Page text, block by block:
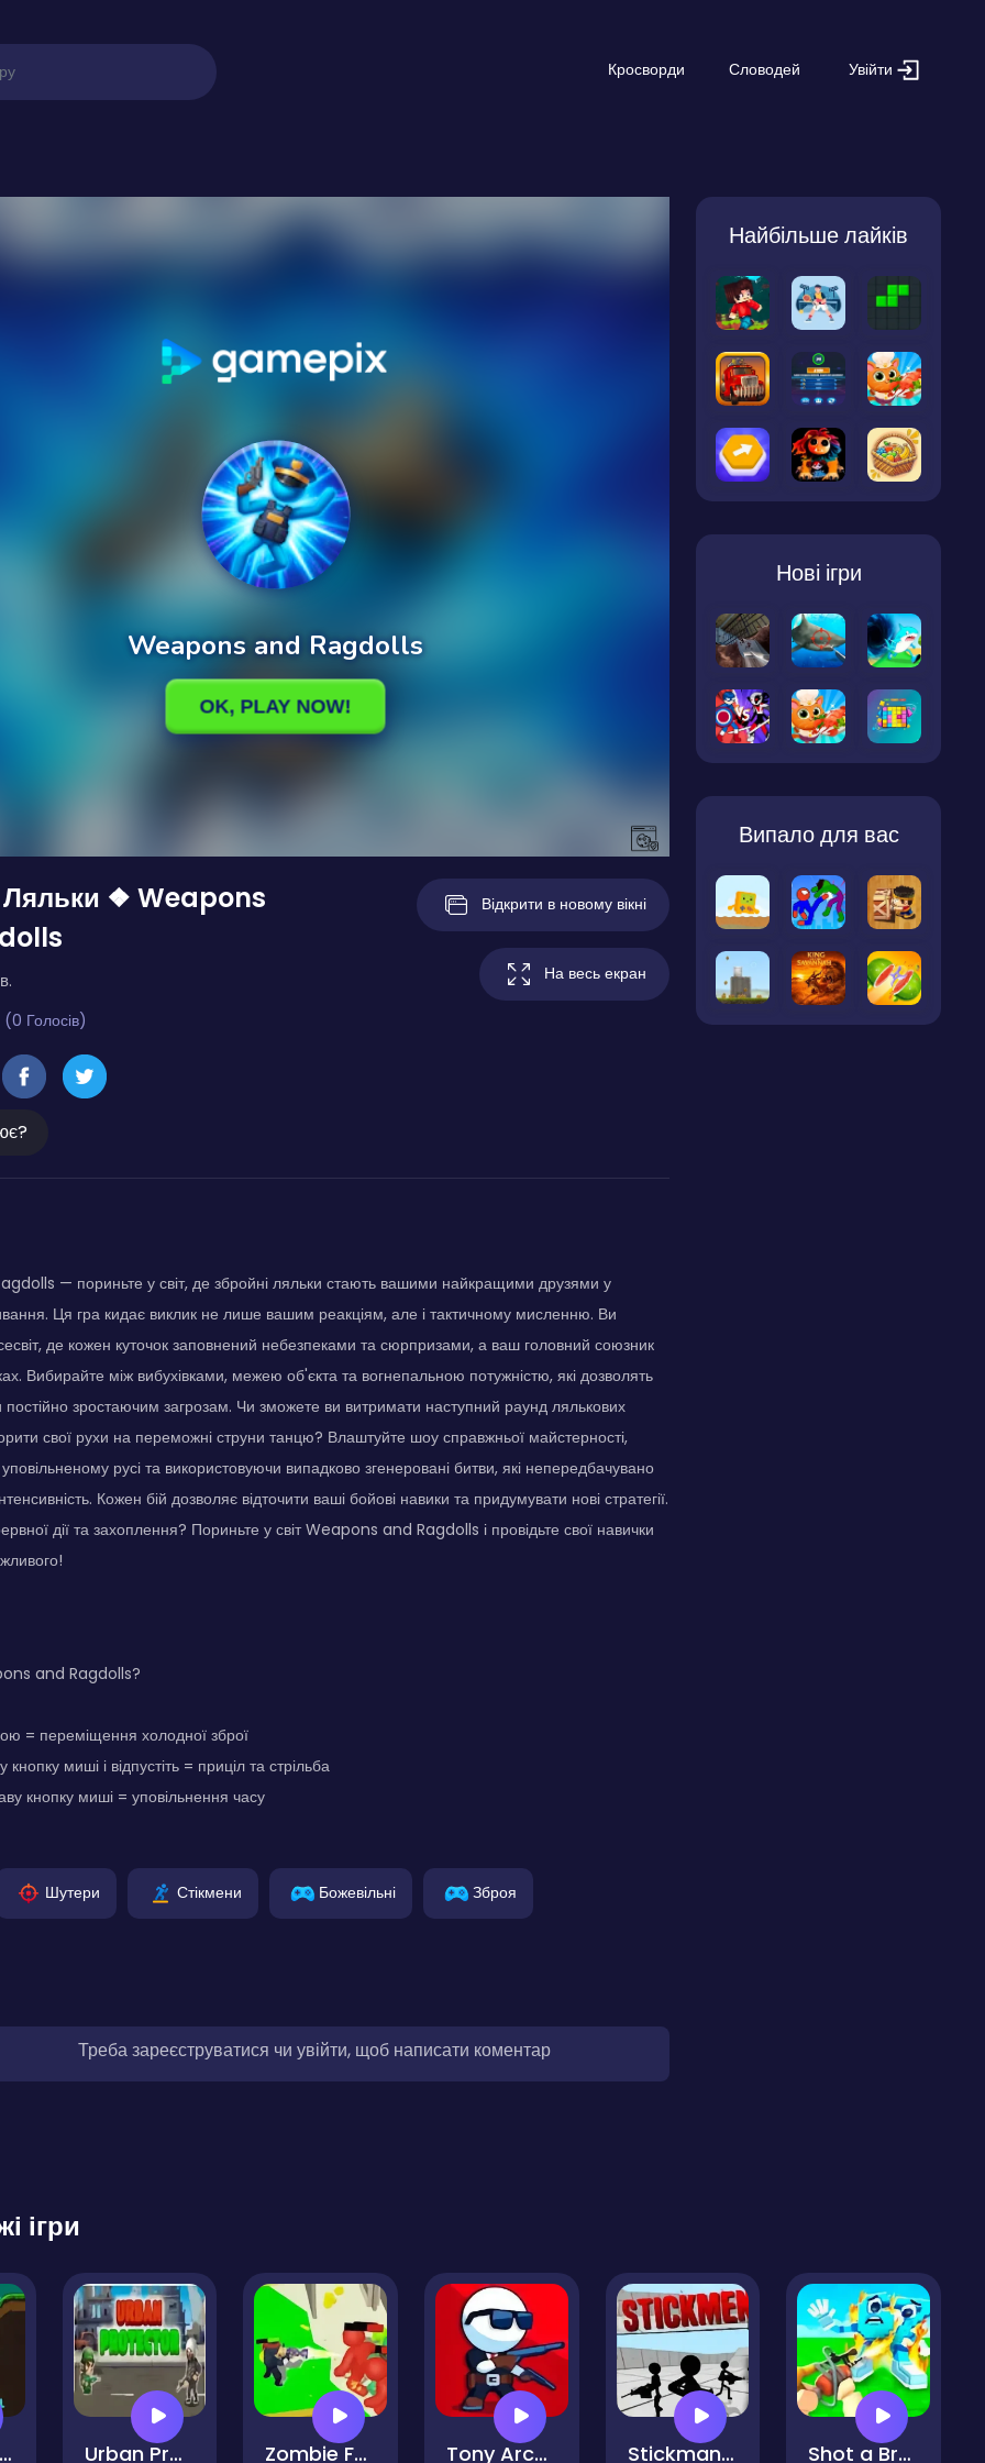
Кросворди Словодей Увійти
Ляльки ❖ Weapons
Голосів)
Відкрити в новому вікні
На весь екран
— пориньте у світ, де збройні ляльки стають вашими найкращими друзями у
Ця гра кидає виклик не лише вашим реакціям, але і тактичному мисленню. Ви
де кожен куточок заповнений небезпеками та сюрпризами, а ваш головний союзник
Вибирайте між вибухівками, межею об'єкта та вогнепальною потужністю, які дозволять
постійно зростаючим загрозам. Чи зможете ви витримати наступний раунд лялькових
свої рухи на переможні струни танцю? Влаштуйте шоу справжньої майстерності,
русі та використовуючи випадково згенеровані битви, які непередбачувано
Кожен бій дозволяє відточити ваші бойові навики та придумувати нові стратегії.
дії та захоплення? Пориньте у світ Weapons and Ragdolls і провідьте свої навички
and Ragdolls?
= переміщення холодної зброї
кнопку миші і відпустіть = приціл та стрільба
кнопку миші = уповільнення часу
Шутери Стікмени Божевільні Зброя
Треба зареєструватися чи увійти, щоб написати коментар
Найбільше лайків
Нові ігри
Випало для вас
ігри
Stick Boy Bazooka Ragdoll Urban Protector Pro Zombie Fortress Tony Archer Stickman Gun Shooter 3D Shot a Brainrot!